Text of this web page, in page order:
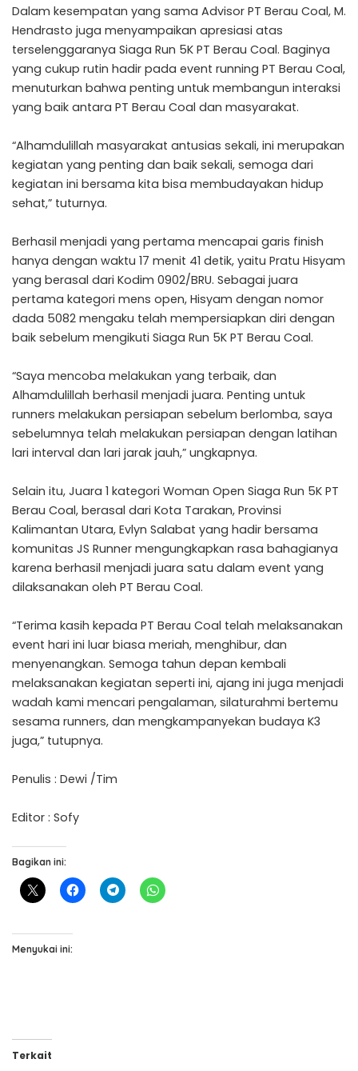
Dalam kesempatan yang sama Advisor PT Berau Coal, M.
Hendrasto juga menyampaikan apresiasi atas
terselenggaranya Siaga Run 5K PT Berau Coal. Baginya
yang cukup rutin hadir pada event running PT Berau Coal,
menuturkan bahwa penting untuk membangun interaksi
yang baik antara PT Berau Coal dan masyarakat.
“Alhamdulillah masyarakat antusias sekali, ini merupakan
kegiatan yang penting dan baik sekali, semoga dari
kegiatan ini bersama kita bisa membudayakan hidup
sehat,” tuturnya.
Berhasil menjadi yang pertama mencapai garis finish
hanya dengan waktu 17 menit 41 detik, yaitu Pratu Hisyam
yang berasal dari Kodim 0902/BRU. Sebagai juara
pertama kategori mens open, Hisyam dengan nomor
dada 5082 mengaku telah mempersiapkan diri dengan
baik sebelum mengikuti Siaga Run 5K PT Berau Coal.
“Saya mencoba melakukan yang terbaik, dan
Alhamdulillah berhasil menjadi juara. Penting untuk
runners melakukan persiapan sebelum berlomba, saya
sebelumnya telah melakukan persiapan dengan latihan
lari interval dan lari jarak jauh,” ungkapnya.
Selain itu, Juara 1 kategori Woman Open Siaga Run 5K PT
Berau Coal, berasal dari Kota Tarakan, Provinsi
Kalimantan Utara, Evlyn Salabat yang hadir bersama
komunitas JS Runner mengungkapkan rasa bahagianya
karena berhasil menjadi juara satu dalam event yang
dilaksanakan oleh PT Berau Coal.
“Terima kasih kepada PT Berau Coal telah melaksanakan
event hari ini luar biasa meriah, menghibur, dan
menyenangkan. Semoga tahun depan kembali
melaksanakan kegiatan seperti ini, ajang ini juga menjadi
wadah kami mencari pengalaman, silaturahmi bertemu
sesama runners, dan mengkampanyekan budaya K3
juga,” tutupnya.
Penulis : Dewi /Tim
Editor : Sofy
Bagikan ini:
Menyukai ini:
Terkait